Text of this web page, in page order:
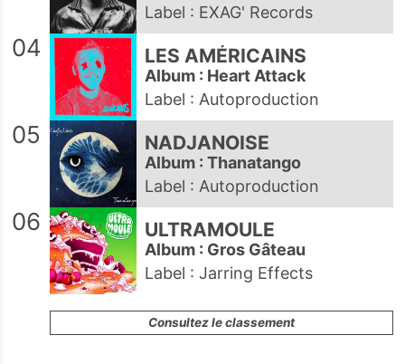
Label : EXAG' Records
04 LES AMÉRICAINS
Album : Heart Attack
Label : Autoproduction
05 NADJANOISE
Album : Thanatango
Label : Autoproduction
06 ULTRAMOULE
Album : Gros Gâteau
Label : Jarring Effects
Consultez le classement